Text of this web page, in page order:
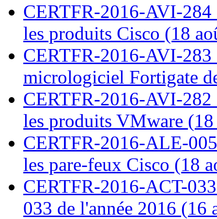
CERTFR-2016-AVI-
les produits Cisco (18
CERTFR-2016-AVI-
micrologiciel Fortigate
CERTFR-2016-AVI-
les produits VMware
CERTFR-2016-ALE-
les pare-feux Cisco (18
CERTFR-2016-ACT-
033 de l'année 2016 (16